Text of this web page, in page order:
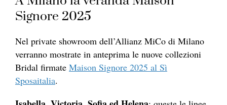
Signore 2025
Nel private showroom dell’Allianz MiCo di Milano
verranno mostrate in anteprima le nuove collezioni
Bridal firmate Maison Signore 2025 al Sì
Sposaitalia.